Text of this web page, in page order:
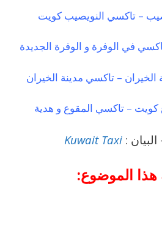
– تاكسي النويصيب كويت
في الوفرة و الوفرة الجديدة
– تاكسي مدينة الخيران
– تاكسي المقوع و هدية
:
Kuwait Taxi
الموضوع: